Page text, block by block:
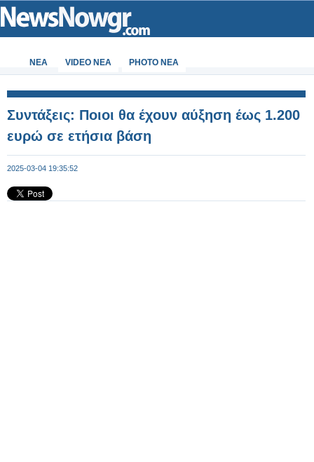
ΝΕΑ VIDEO NEA PHOTO NEA
Συντάξεις: Ποιοι θα έχουν αύξηση έως 1.200
ευρώ σε ετήσια βάση
2025-03-04 19:35:52